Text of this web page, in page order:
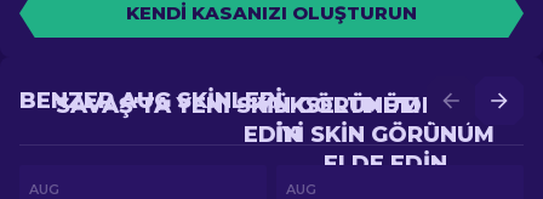
KENDI KASANIZI OLUŞTURUN
YÜKSELTME'DE DAHA
IYI SKIN GÖRÜNÜM
ELDE EDIN
SAVAŞ'TA YENI SKIN GÖRÜNÜM ELDE
EDIN
BENZER AUG SKINLERI
AUG AUG